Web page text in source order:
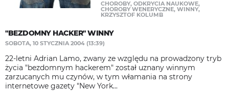
CHOROBY, ODKRYCIA NAUKOWE,
CHOROBY WENERYCZNE, WINNY,
KRZYSZTOF KOLUMB
"BEZDOMNY HACKER" WINNY
SOBOTA, 10 STYCZNIA 2004 (13:39)
22-letni Adrian Lamo, zwany ze względu na prowadzony tryb
życia "bezdomnym hackerem" został uznany winnym
zarzucanych mu czynów, w tym włamania na strony
internetowe gazety "New York...